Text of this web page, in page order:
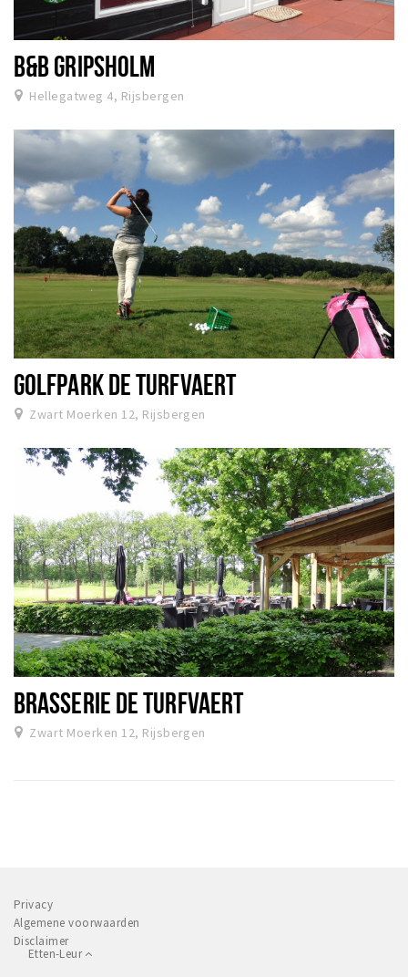
B&B GRIPSHOLM
Hellegatweg 4, Rijsbergen
GOLFPARK DE TURFVAERT
Zwart Moerken 12, Rijsbergen
BRASSERIE DE TURFVAERT
Zwart Moerken 12, Rijsbergen
Privacy
Algemene voorwaarden
Disclaimer
Etten-Leur